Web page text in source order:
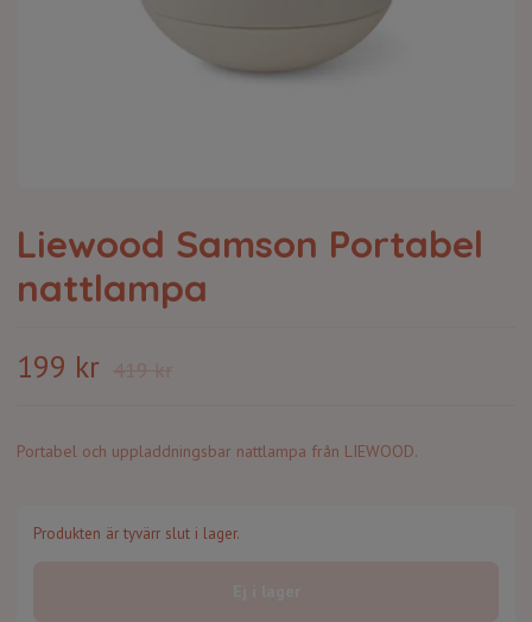
Liewood Samson Portabel
nattlampa
199 kr 419 kr
Portabel och uppladdningsbar nattlampa från LIEWOOD.
Produkten är tyvärr slut i lager.